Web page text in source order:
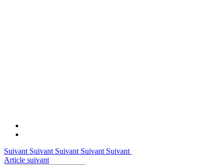
Suivant Suivant Suivant Suivant Suivant
Article suivant